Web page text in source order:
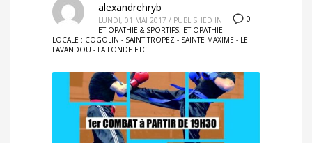
0
alexandrehryb
LUNDI, 01 MAI 2017 / PUBLISHED IN
ETIOPATHIE & SPORTIFS, ETIOPATHIE
LOCALE : COGOLIN - SAINT TROPEZ - SAINTE MAXIME - LE
LAVANDOU - LA LONDE ETC.